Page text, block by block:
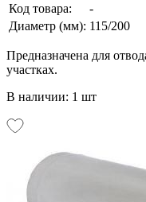
Код товара:
-
Диаметр (мм): 115/200
Предназначена для
участках.
В наличии: 1 шт